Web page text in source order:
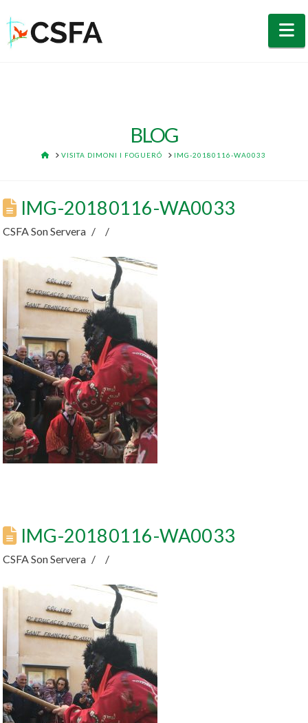
BLOG
HOMEVISITA DIMONI I FOGUERÓ IMG-20180116-WA0033
IMG-20180116-WA0033
CSFA Son Servera
IMG-20180116-WA0033
CSFA Son Servera